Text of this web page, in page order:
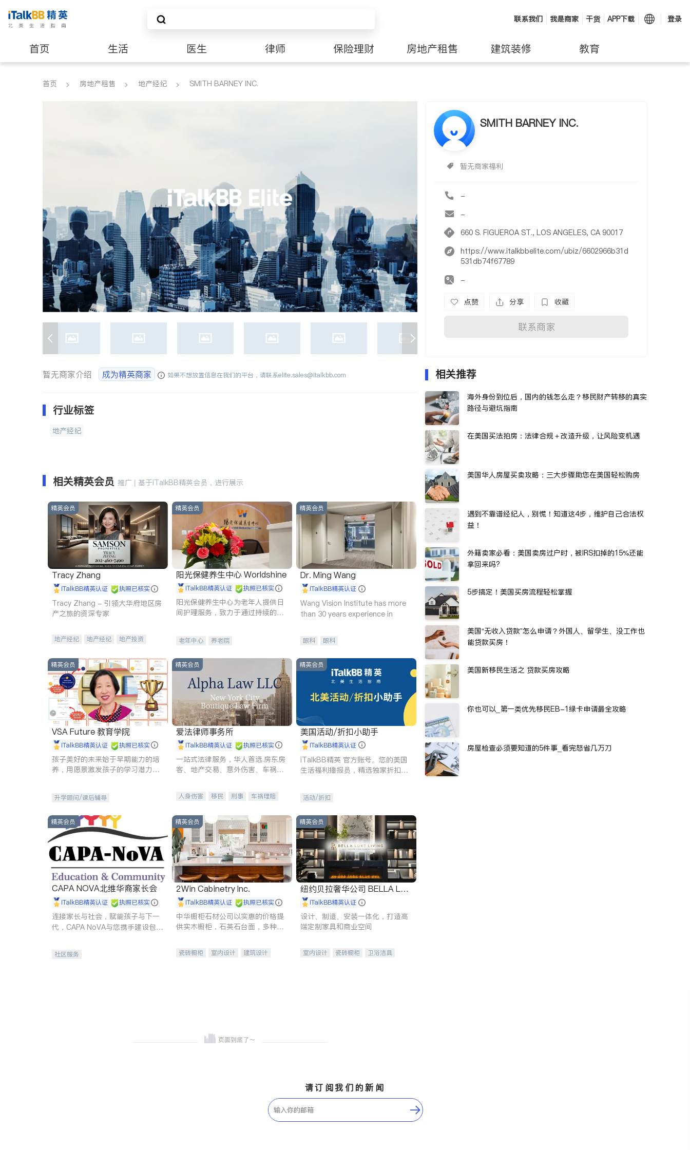
联系我们 我是商家 干货 APP下载 登录
首页 生活 医生 律师 保险理财 房地产租售 建筑装修 教育
养老 非盈利组织
首页 房地产租售 地产经纪 SMITH BARNEY INC.
SMITH BARNEY INC.
暂无商家福利
-
-
660 S. FIGUEROA ST., LOS ANGELES, CA 90017
https://www.italkbbelite.com/ubiz/6602966b31d
531db74f67789
-
点赞 分享 收藏
联系商家
暂无商家介绍 成为精英商家 如果不想放置信息在我们的平台，请联系elite.sales@italkbb.com
行业标签
地产经纪
相关精英会员 推广 | 基于iTalkBB精英会员，进行展示
精英会员
Tracy Zhang
iTalkBB精英认证 执照已核实
Tracy Zhang - 引领大华府地区房
产之旅的资深专家
地产经纪 地产经纪
地产投资
精英会员
阳光保健养生中心 Worldshine
iTalkBB精英认证 执照已核实
阳光保健养生中心为老年人提供日
间护理服务，致力于通过持续的护
老年中心 养老院
精英会员
Dr. Ming Wang
iTalkBB精英认证
Wang Vision Institute has more
than 30 years experience in
眼科 眼科
精英会员
VSA Future 教育学院
iTalkBB精英认证 执照已核实
孩子美好的未来始于早期能力的培
养，用愿景激发孩子的学习潜力和
升学顾问/课后辅导
精英会员
爱法律师事务所
iTalkBB精英认证 执照已核实
一站式法律服务，华人首选.房东房
客、地产交易、意外伤害、车祸重
人身伤害 移民 刑事
车祸理赔
商标注册
索赔 律师-其它 保释
精英会员
美国活动/折扣小助手
iTalkBB精英认证
iTalkBB精英 官方账号。您的美国
生活福利播报员，精选独家折扣、
活动/折扣
精英会员
CAPA NOVA北维华裔家长会
iTalkBB精英认证 执照已核实
连接家长与社会，赋能孩子与下一
代，CAPA NoVA与您携手建设包
社区服务
精英会员
2Win Cabinetry Inc.
iTalkBB精英认证 执照已核实
中华橱柜石材公司以实惠的价格提
供实木橱柜，石英石台面，多种优
机。品质厨房，家的选择。
瓷砖橱柜 室内设计
建筑设计
精英会员
纽约贝拉奢华公司 BELLA LUX
E iTalkBB精英认证
设计、制造、安装一体化，打造高
端定制家具和商业空间
室内设计 瓷砖橱柜
卫浴洁具
相关推荐
海外身份到位后，国内的钱怎么走？移民财产转移的真实
路径与避坑指南
在美国买法拍房：法律合规＋改造升级，让风险变机遇
美国华人房屋买卖攻略：三大步骤助您在美国轻松购房
遇到不靠谱经纪人，别慌！知道这4步，维护自己合法权
益！
外籍卖家必看：美国卖房过户时，被IRS扣掉的15%还能
拿回来吗?
5步搞定！美国买房流程轻松掌握
美国“无收入贷款”怎么申请？外国人、留学生、没工作也
能贷款买房！
美国新移民生活之 贷款买房攻略
你也可以_第一类优先移民EB-1绿卡申请最全攻略
房屋检查必须要知道的5件事_看完怒省几万刀
请订阅我们的新闻